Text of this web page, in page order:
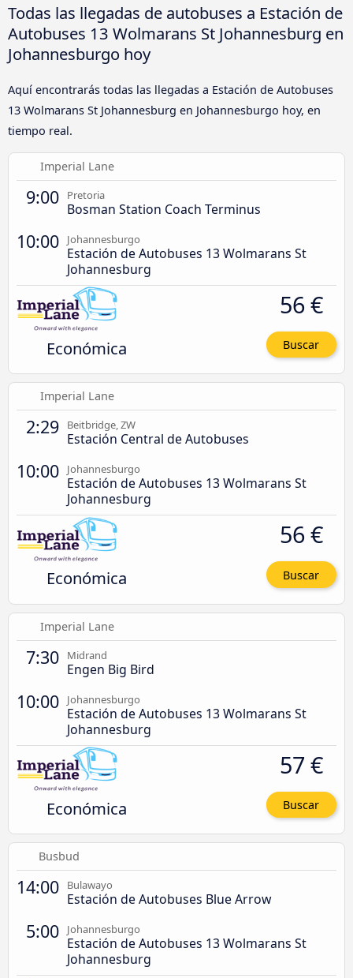
Todas las llegadas de autobuses a Estación de
Autobuses 13 Wolmarans St Johannesburg en
Johannesburgo hoy
Aquí encontrarás todas las llegadas a Estación de Autobuses
13 Wolmarans St Johannesburg en Johannesburgo hoy, en
tiempo real.
Imperial Lane
9:00 Pretoria
Bosman Station Coach Terminus
10:00 Johannesburgo
Estación de Autobuses 13 Wolmarans St
Johannesburg
Económica
56 €
Buscar
Imperial Lane
2:29 Beitbridge, ZW
Estación Central de Autobuses
10:00 Johannesburgo
Estación de Autobuses 13 Wolmarans St
Johannesburg
Económica
56 €
Buscar
Imperial Lane
7:30 Midrand
Engen Big Bird
10:00 Johannesburgo
Estación de Autobuses 13 Wolmarans St
Johannesburg
Económica
57 €
Buscar
Busbud
14:00 Bulawayo
Estación de Autobuses Blue Arrow
5:00 Johannesburgo
Estación de Autobuses 13 Wolmarans St
Johannesburg